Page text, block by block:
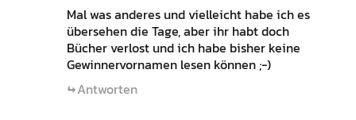
Mal was anderes und vielleicht habe ich es
übersehen die Tage, aber ihr habt doch
Bücher verlost und ich habe bisher keine
Gewinnervornamen lesen können ;-)
Antworten